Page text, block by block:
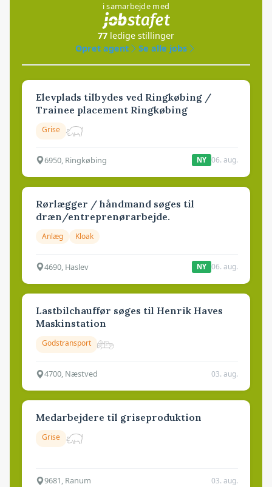
i samarbejde med
77 ledige stillinger
Opret agent
Se alle jobs
Elevplads tilbydes ved Ringkøbing /
Trainee placement Ringkøbing
Grise
6950, Ringkøbing NY 06. aug.
Rørlægger / håndmand søges til
dræn/entreprenørarbejde.
Anlæg Kloak
4690, Haslev NY 06. aug.
Lastbilchauffør søges til Henrik Haves
Maskinstation
Godstransport
4700, Næstved 03. aug.
Medarbejdere til griseproduktion
Grise
9681, Ranum 03. aug.